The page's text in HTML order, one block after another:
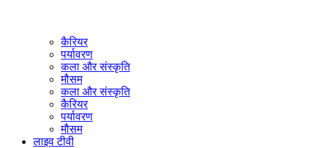
कैरियर
पर्यावरण
कला और संस्कृति
मौसम
कला और संस्कृति
कैरियर
पर्यावरण
मौसम
लाइव टीवी